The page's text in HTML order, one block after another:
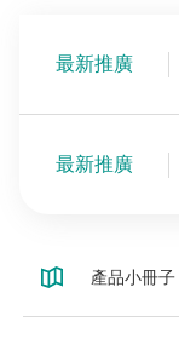
最新推廣
最新推廣
產品小冊子